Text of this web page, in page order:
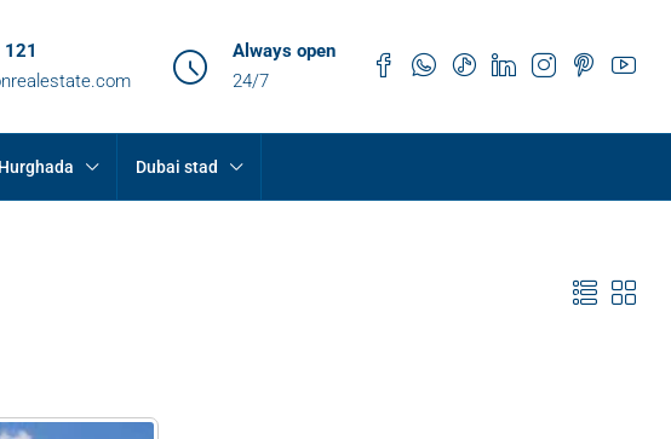
Always open
24/7
Dubai stad